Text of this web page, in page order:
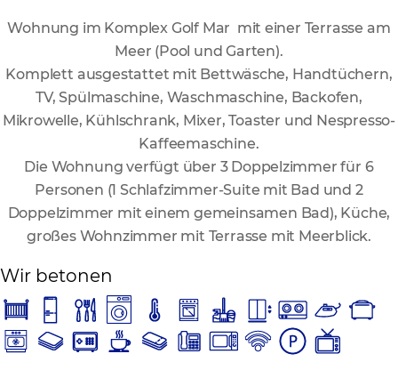
Wohnung im Komplex Golf Mar mit einer Terrasse am
Meer (Pool und Garten).
Komplett ausgestattet mit Bettwäsche, Handtüchern,
TV, Spülmaschine, Waschmaschine, Backofen,
Mikrowelle, Kühlschrank, Mixer, Toaster und Nespresso-
Kaffeemaschine.
Die Wohnung verfügt über 3 Doppelzimmer für 6
Personen (1 Schlafzimmer-Suite mit Bad und 2
Doppelzimmer mit einem gemeinsamen Bad), Küche,
großes Wohnzimmer mit Terrasse mit Meerblick.
Wir betonen